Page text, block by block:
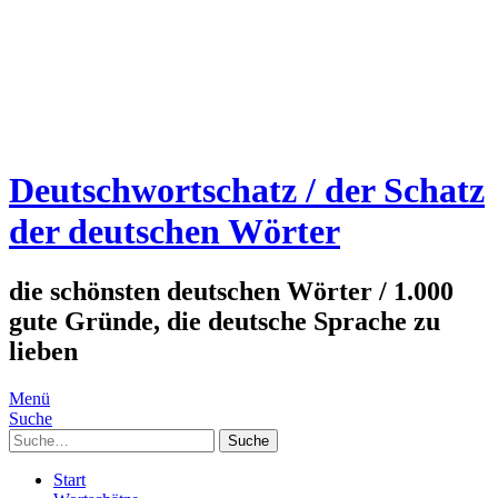
Deutschwortschatz / der Schatz
der deutschen Wörter
die schönsten deutschen Wörter / 1.000
gute Gründe, die deutsche Sprache zu
lieben
Menü
Suche
Suche
Start